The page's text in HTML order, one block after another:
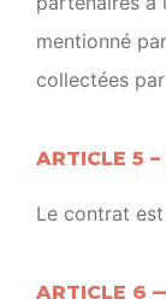
mentionné
collectées
ARTICLE 5 –
Le contrat
ARTICLE 6